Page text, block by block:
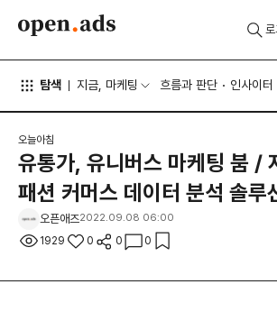
탐색 지금, 마케팅 흐름과 판단 인사이터
로
오늘아침
유통가, 유니버스 마케팅 붐 /
패션 커머스 데이터 분석 솔루
오픈애즈2022.09.08 06:00
1929 0 0 0